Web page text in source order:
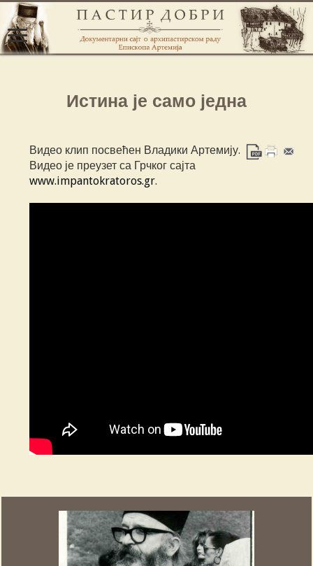
Истина је само једна
Видео клип посвећен Владики Артемију.
Видео је преузет са Грчког сајта
www.impantokratoros.gr.